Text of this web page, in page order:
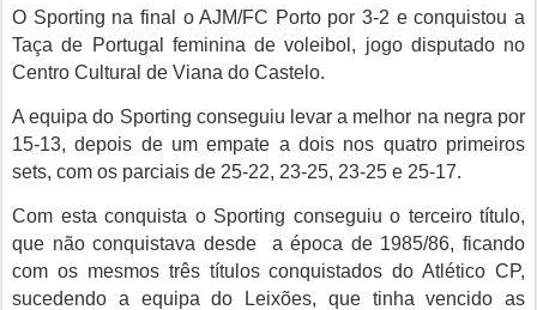
O Sporting na final o AJM/FC Porto por 3-2 e conquistou a
Taça de Portugal feminina de voleibol, jogo disputado no
Centro Cultural de Viana do Castelo.
A equipa do Sporting conseguiu levar a melhor na negra por
15-13, depois de um empate a dois nos quatro primeiros
sets, com os parciais de 25-22, 23-25, 23-25 e 25-17.
Com esta conquista o Sporting conseguiu o terceiro título,
que não conquistava desde a época de 1985/86, ficando
com os mesmos três títulos conquistados do Atlético CP,
sucedendo a equipa do Leixões, que tinha vencido as